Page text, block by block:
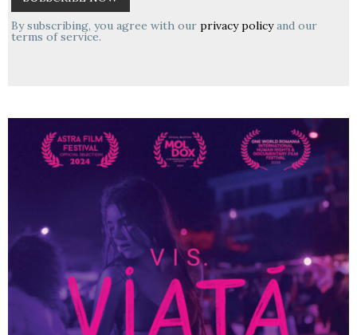
By subscribing, you agree with our privacy policyand our
terms of service.